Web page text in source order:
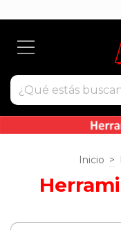
Inicio >